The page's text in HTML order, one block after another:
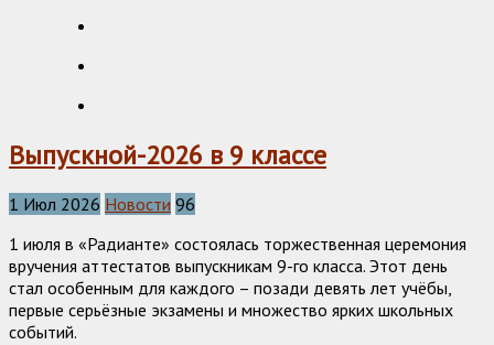
Выпускной-2026 в 9 классе
1 Июл 2026 Новости 96
1 июля в «Радианте» состоялась торжественная церемония
вручения аттестатов выпускникам 9-го класса. Этот день
стал особенным для каждого – позади девять лет учёбы,
первые серьёзные экзамены и множество ярких школьных
событий.